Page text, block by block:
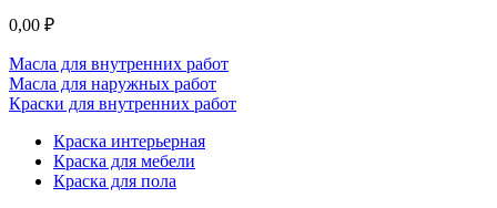
0,00 ₽
Масла для внутренних работ
Масла для наружных работ
Краски для внутренних работ
Краска интерьерная
Краска для мебели
Краска для пола